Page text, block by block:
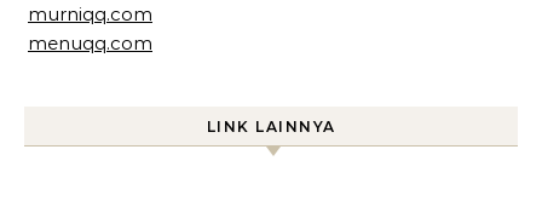
murniqq.com
menuqq.com
LINK LAINNYA